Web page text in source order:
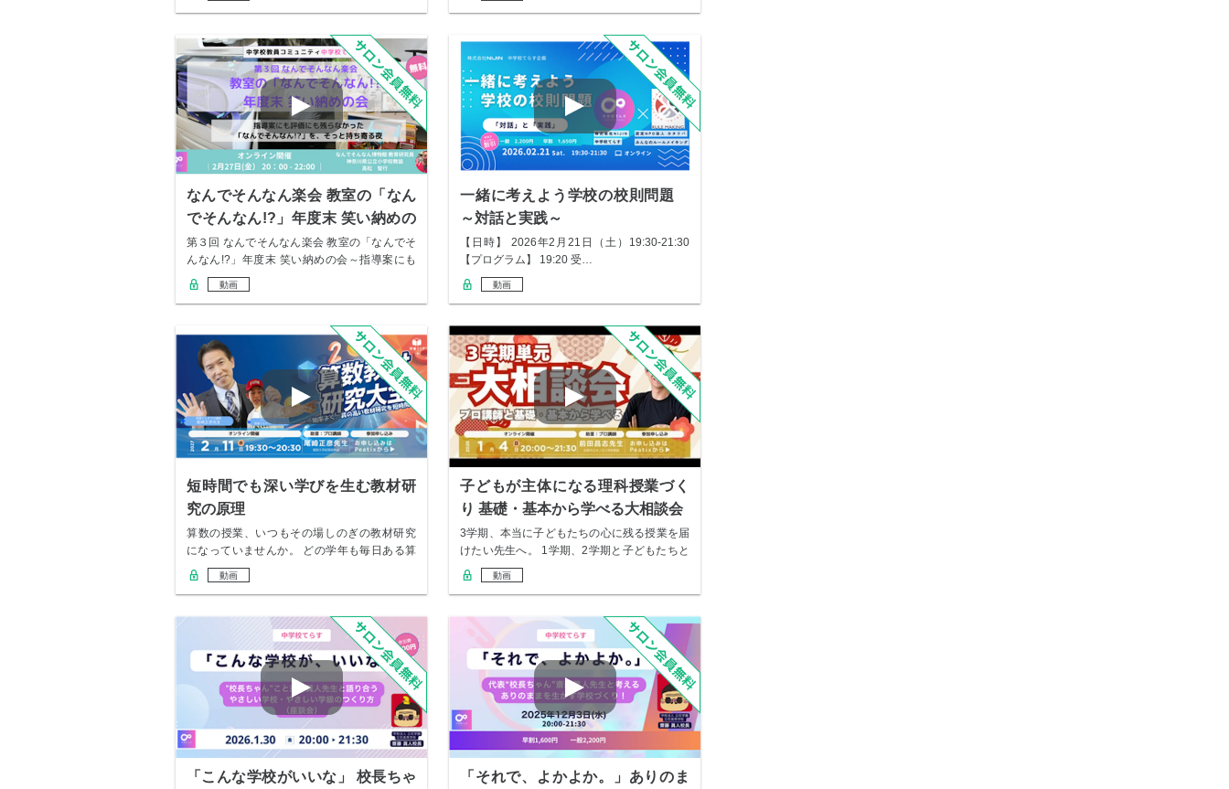
なんでそんなん楽会 教室の「なん
でそんなん!?」年度末 笑い納めの
会
第３回 なんでそんなん楽会 教室の「なんでそ
んなん!?」年度末 笑い納めの会～指導案にも
評…
動画
一緒に考えよう学校の校則問題
～対話と実践～
【日時】 2026年2月21日（土）19:30-21:30
【プログラム】 19:20 受…
動画
短時間でも深い学びを生む教材研
究の原理
算数の授業、いつもその場しのぎの教材研究
になっていませんか。 どの学年も毎日ある算
数の授業…
動画
子どもが主体になる理科授業づく
り 基礎・基本から学べる大相談会
3学期、本当に子どもたちの心に残る授業を届
けたい先生へ。 1学期、2学期と子どもたちと
共に…
動画
「こんな学校がいいな」 校長ちゃ
「それで、よかよか。」ありのま